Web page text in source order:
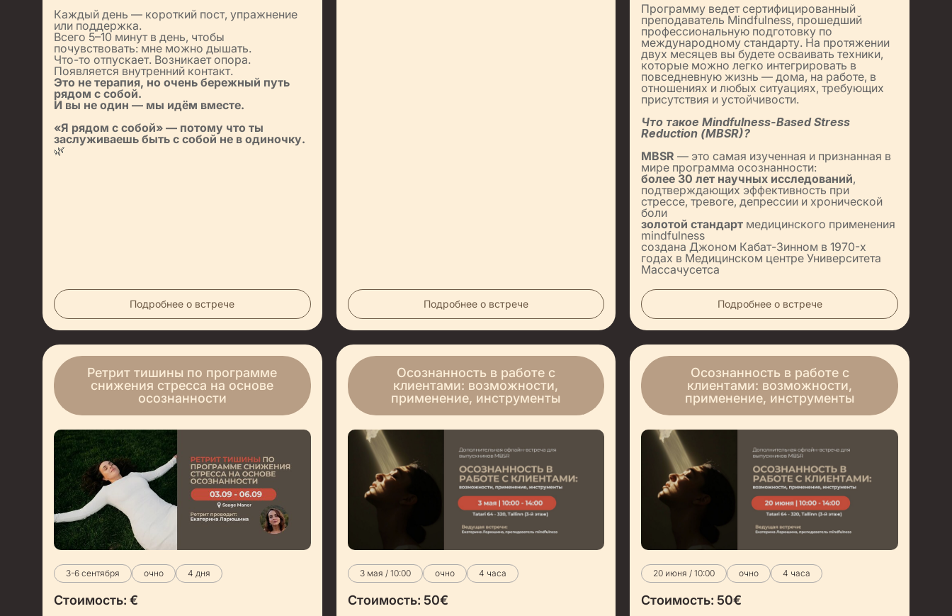
Каждый день — короткий пост, упражнение
или поддержка.
Всего 5–10 минут в день, чтобы
почувствовать: мне можно дышать.
Что-то отпускает. Возникает опора.
Появляется внутренний контакт.
Это не терапия, но очень бережный путь
рядом с собой.
И вы не один — мы идём вместе.
«Я рядом с собой» — потому что ты
заслуживаешь быть с собой не в одиночку.
🌿
Подробнее о встрече Подробнее о встрече
Программу ведет сертифицированный
преподаватель Mindfulness, прошедший
профессиональную подготовку по
международному стандарту. На протяжении
двух месяцев вы будете осваивать техники,
которые можно легко интегрировать в
повседневную жизнь — дома, на работе, в
отношениях и любых ситуациях, требующих
присутствия и устойчивости.
Что такое Mindfulness-Based Stress
Reduction (MBSR)?
MBSR — это самая изученная и признанная в
мире программа осознанности:
более 30 лет научных исследований,
подтверждающих эффективность при
стрессе, тревоге, депрессии и хронической
боли
золотой стандарт медицинского применения
mindfulness
создана Джоном Кабат-Зинном в 1970-х
годах в Медицинском центре Университета
Массачусетса
Подробнее о встрече
Ретрит тишины по программе
снижения стресса на основе
осознанности
3-6 сентября очно 4 дня
Стоимость: €
Осознанность в работе с
клиентами: возможности,
применение, инструменты
3 мая / 10:00 очно 4 часа
Стоимость: 50€
Осознанность в работе с
клиентами: возможности,
применение, инструменты
20 июня / 10:00 очно 4 часа
Стоимость: 50€